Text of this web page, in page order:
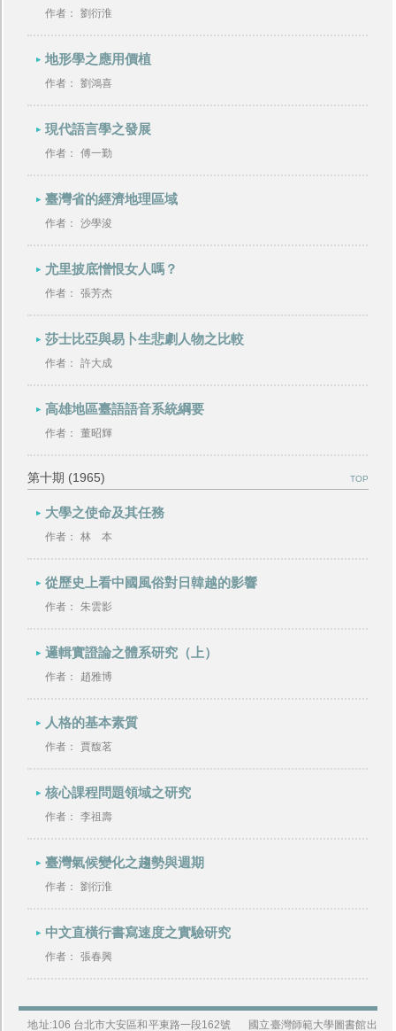
作者： 劉衍淮
地形學之應用價植
作者： 劉鴻喜
現代語言學之發展
作者： 傅一勤
臺灣省的經濟地理區域
作者： 沙學浚
尤里披底憎恨女人嗎？
作者： 張芳杰
莎士比亞與易卜生悲劇人物之比較
作者： 許大成
高雄地區臺語語音系統綱要
作者： 董昭輝
第十期 (1965) TOP
大學之使命及其任務
作者： 林 本
從歷史上看中國風俗對日韓越的影響
作者： 朱雲影
邏輯實證論之體系研究（上）
作者： 趙雅博
人格的基本素質
作者： 賈馥茗
核心課程問題領域之研究
作者： 李祖壽
臺灣氣候變化之趨勢與週期
作者： 劉衍淮
中文直橫行書寫速度之實驗研究
作者： 張春興
地址:106 台北市大安區和平東路一段162號 國立臺灣師範大學圖書館出